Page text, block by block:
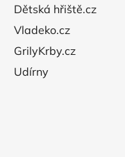
Dětská hřiště.cz
Vladeko.cz
GrilyKrby.cz
Udírny